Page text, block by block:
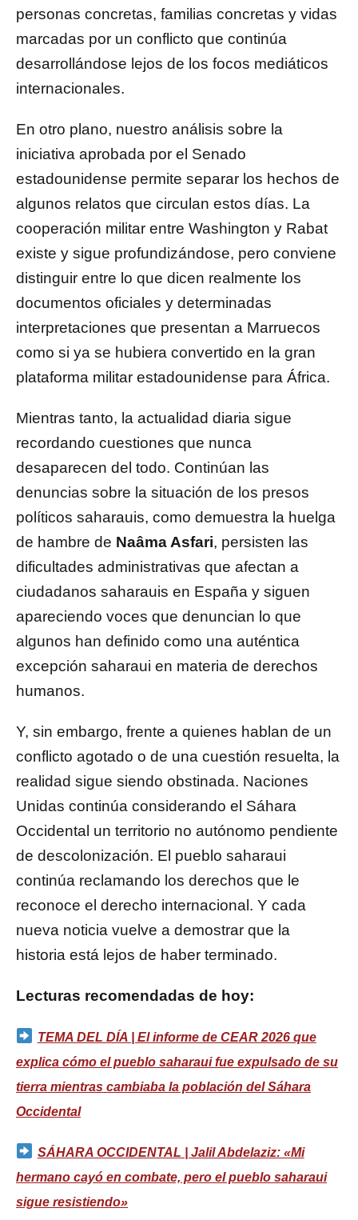
personas concretas, familias concretas y vidas
marcadas por un conflicto que continúa
desarrollándose lejos de los focos mediáticos
internacionales.
En otro plano, nuestro análisis sobre la
iniciativa aprobada por el Senado
estadounidense permite separar los hechos de
algunos relatos que circulan estos días. La
cooperación militar entre Washington y Rabat
existe y sigue profundizándose, pero conviene
distinguir entre lo que dicen realmente los
documentos oficiales y determinadas
interpretaciones que presentan a Marruecos
como si ya se hubiera convertido en la gran
plataforma militar estadounidense para África.
Mientras tanto, la actualidad diaria sigue
recordando cuestiones que nunca
desaparecen del todo. Continúan las
denuncias sobre la situación de los presos
políticos saharauis, como demuestra la huelga
de hambre de Naâma Asfari, persisten las
dificultades administrativas que afectan a
ciudadanos saharauis en España y siguen
apareciendo voces que denuncian lo que
algunos han definido como una auténtica
excepción saharaui en materia de derechos
humanos.
Y, sin embargo, frente a quienes hablan de un
conflicto agotado o de una cuestión resuelta, la
realidad sigue siendo obstinada. Naciones
Unidas continúa considerando el Sáhara
Occidental un territorio no autónomo pendiente
de descolonización. El pueblo saharaui
continúa reclamando los derechos que le
reconoce el derecho internacional. Y cada
nueva noticia vuelve a demostrar que la
historia está lejos de haber terminado.
Lecturas recomendadas de hoy:
TEMA DEL DÍA | El informe de CEAR 2026 que
explica cómo el pueblo saharaui fue expulsado de su
tierra mientras cambiaba la población del Sáhara
Occidental
SÁHARA OCCIDENTAL | Jalil Abdelaziz: «Mi
hermano cayó en combate, pero el pueblo saharaui
sigue resistiendo»